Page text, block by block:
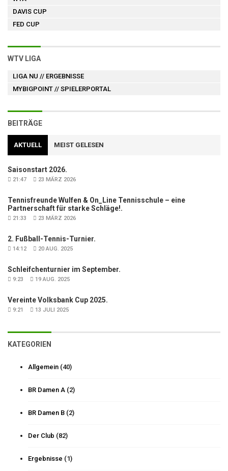
DAVIS CUP
FED CUP
WTV LIGA
LIGA NU // ERGEBNISSE
MYBIGPOINT // SPIELERPORTAL
BEITRÄGE
AKTUELL MEIST GELESEN
Saisonstart 2026.
21:47 23 MÄRZ 2026
Tennisfreunde Wulfen & On_Line Tennisschule – eine
Partnerschaft für starke Schläge!.
21:33 23 MÄRZ 2026
2. Fußball-Tennis-Turnier.
14:12 20 AUG. 2025
Schleifchenturnier im September.
9:23 19 AUG. 2025
Vereinte Volksbank Cup 2025.
9:21 13 JULI 2025
KATEGORIEN
Allgemein (40)
BR Damen A (2)
BR Damen B (2)
Der Club (82)
Ergebnisse (1)